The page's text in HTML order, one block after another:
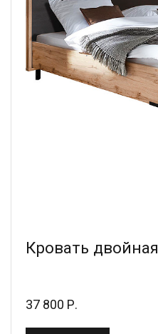
Кровать
37 800 Р.